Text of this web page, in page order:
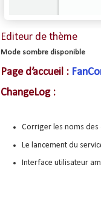
Editeur de thème
Mode sombre disponible
Page d’accueil :
ChangeLog :
Corriger les noms des
Le lancement du
Interface utilisateur